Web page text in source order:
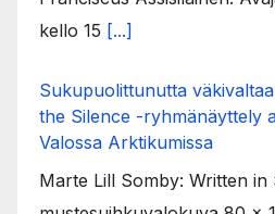
kello 15 [...]
Sukupuolittunutta
the Silence -ryhmänäyttely
Valossa Arktikumissa
Marte Lill Somby: Written in